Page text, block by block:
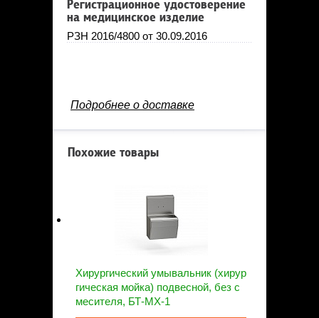
Регистрационное удостоверение
на медицинское изделие
РЗН 2016/4800 от 30.09.2016
Подробнее о доставке
Похожие товары
Хирургический умывальник (хирур
гическая мойка) подвесной, без с
месителя, БТ-МХ-1